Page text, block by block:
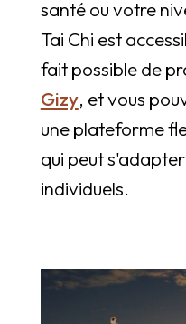
santé ou votre
Tai Chi est
fait possible de
Gizy, et vous
une plateforme
qui peut
individuels.